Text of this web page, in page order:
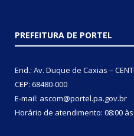
PREFEITURA DE PORTEL
End.: Av. Duque de Caxias –
CEP: 68480-000
E-mail: ascom@portel.pa.gov.br
Horário de atendimento: 08:00 às